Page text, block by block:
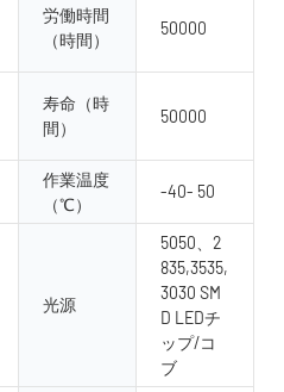
労働時間
（時間）
50000
寿命（時
間）
50000
作業温度
（℃）
-40- 50
光源
5050、2
835,3535,
3030 SM
D LEDチ
ップ/コ
ブ